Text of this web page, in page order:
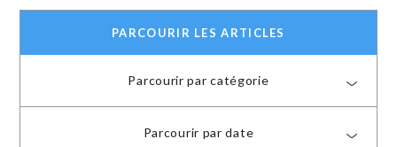
PARCOURIR LES ARTICLES
Parcourir par catégorie
Parcourir par date